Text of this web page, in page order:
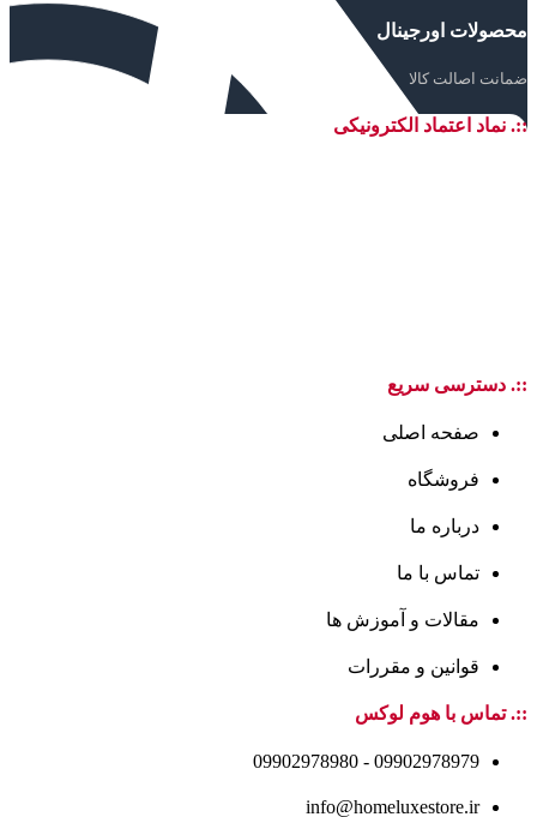
محصولات اورجینال
ضمانت اصالت کالا
::. نماد اعتماد الکترونیکی
::. دسترسی سریع
صفحه اصلی
فروشگاه
درباره ما
تماس با ما
مقالات و آموزش ها
قوانین و مقررات
::. تماس با هوم لوکس
09902978979 - 09902978980
info@homeluxestore.ir